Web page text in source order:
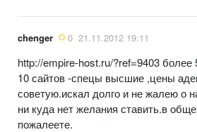
chenger 0 21.11.2012 19:11
http://empire-host.ru/?ref=9403
10 сайтов -спецы высшие ,цены
советую.искал долго и не жалею
ни куда нет желания ставить.в
пожалеете.